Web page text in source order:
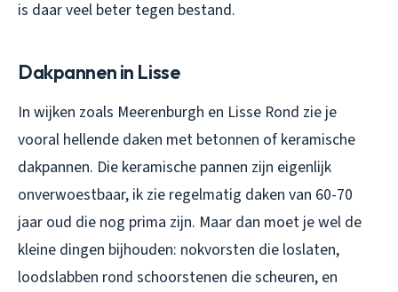
is daar veel beter tegen bestand.
Dakpannen in Lisse
In wijken zoals Meerenburgh en Lisse Rond zie je
vooral hellende daken met betonnen of keramische
dakpannen. Die keramische pannen zijn eigenlijk
onverwoestbaar, ik zie regelmatig daken van 60-70
jaar oud die nog prima zijn. Maar dan moet je wel de
kleine dingen bijhouden: nokvorsten die loslaten,
loodslabben rond schoorstenen die scheuren, en